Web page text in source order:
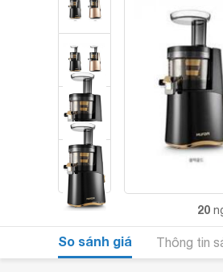
20
So sánh giá Thông tin